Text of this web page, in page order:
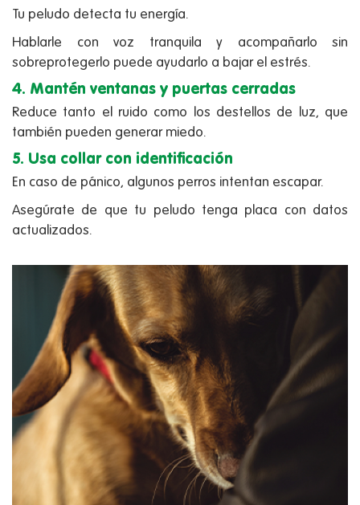
Tu peludo detecta tu energía.
Hablarle con voz tranquila y acompañarlo sin
sobreprotegerlo puede ayudarlo a bajar el estrés.
4. Mantén ventanas y puertas cerradas
Reduce tanto el ruido como los destellos de luz, que
también pueden generar miedo.
5. Usa collar con identificación
En caso de pánico, algunos perros intentan escapar.
Asegúrate de que tu peludo tenga placa con datos
actualizados.